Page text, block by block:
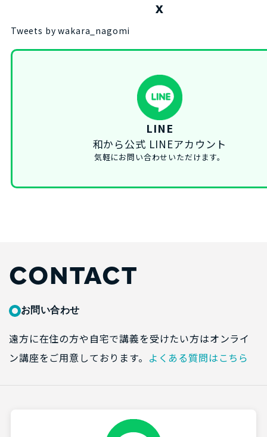
X
Tweets by wakara_nagomi
LINE
和から公式 LINEアカウント
気軽にお問い合わせいただけます。
CONTACT
お問い合わせ
遠方に在住の方や自宅で講義を受けたい方はオンライ
ン講座をご用意しております。 よくある質問はこちら